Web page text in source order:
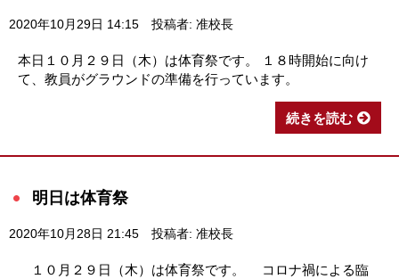
2020年10月29日 14:15 投稿者: 准校長
本日１０月２９日（木）は体育祭です。 １８時開始に向け
て、教員がグラウンドの準備を行っています。
続きを読む
明日は体育祭
2020年10月28日 21:45 投稿者: 准校長
１０月２９日（木）は体育祭です。 コロナ禍による臨